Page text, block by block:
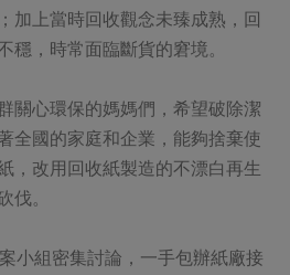
加上當時回收觀念未臻成熟，回
穩，時常面臨斷貨的窘境。
關心環保的媽媽們，希望破除潔
全國的家庭和企業，能夠捨棄使
，改用回收紙製造的不漂白再生
伐。
小組密集討論，一手包辦紙廠接